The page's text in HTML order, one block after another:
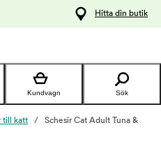
Hitta din butik
Kundvagn Sök
till katt
Schesir Cat Adult Tuna &